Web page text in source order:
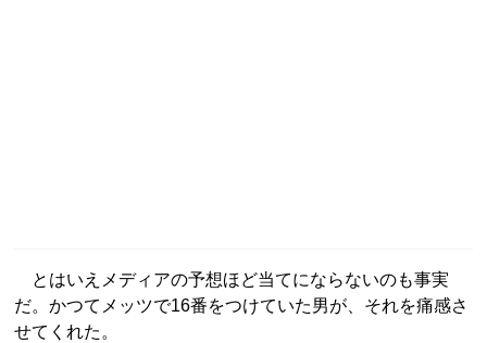
とはいえメディアの予想ほど当てにならないのも事実
だ。かつてメッツで16番をつけていた男が、それを痛感さ
せてくれた。